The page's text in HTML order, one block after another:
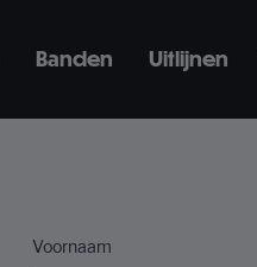
Banden Uitlijnen
Voornaam